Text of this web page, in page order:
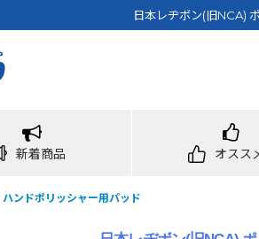
日本レヂボン(旧NCA)
新着商品 オスス
ハンドポリッシャー用パッド